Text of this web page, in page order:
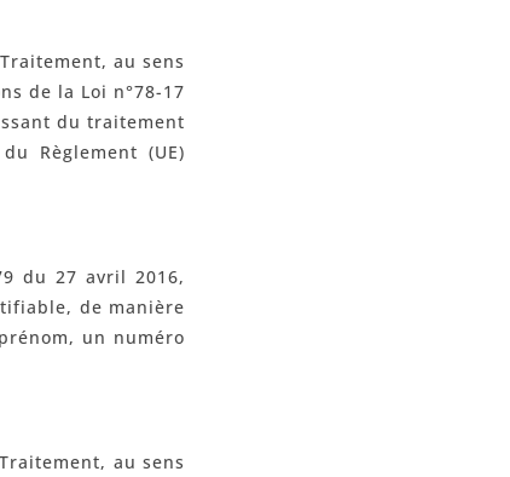
au sens
de la Loi n°78-17
du traitement
Règlement (UE)
du 27 avril 2016,
de manière
un numéro
au sens